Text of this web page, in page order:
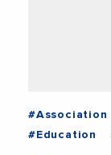
#Association
#Education